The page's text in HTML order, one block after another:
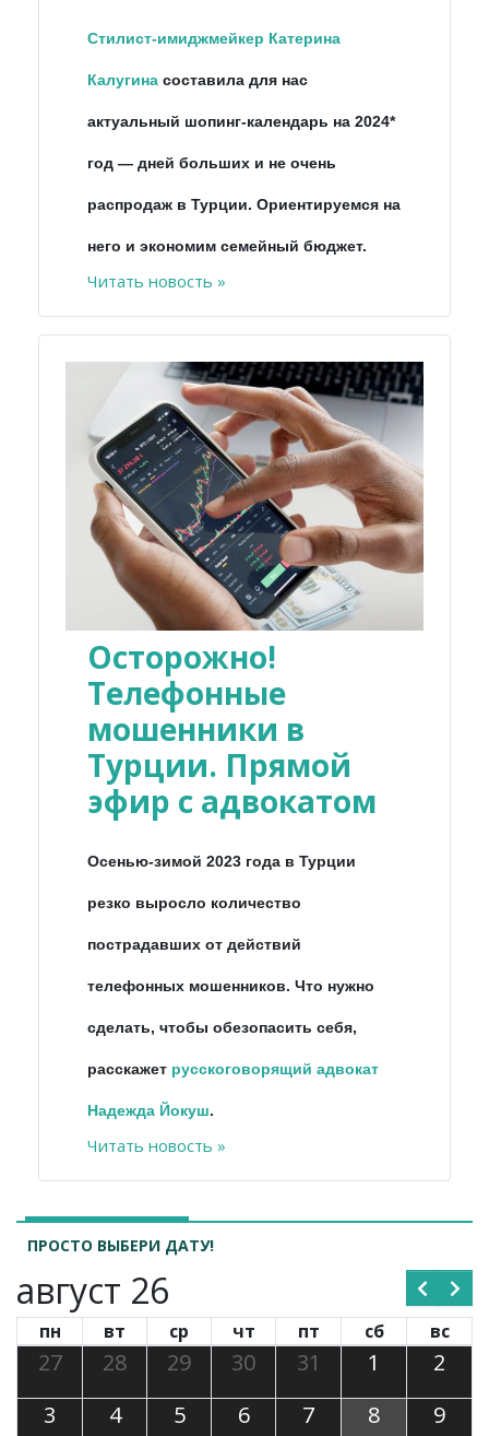
Стилист-имиджмейкер Катерина
Калугина составила для нас
актуальный шопинг-календарь на 2024*
год — дней больших и не очень
распродаж в Турции. Ориентируемся на
него и экономим семейный бюджет.
Читать новость »
Осторожно!
Телефонные
мошенники в
Турции. Прямой
эфир с адвокатом
Осенью-зимой 2023 года в Турции
резко выросло количество
пострадавших от действий
телефонных мошенников. Что нужно
сделать, чтобы обезопасить себя,
расскажет русскоговорящий адвокат
Надежда Йокуш.
Читать новость »
ПРОСТО ВЫБЕРИ ДАТУ!
август 26
пн вт ср чт пт сб вс
27 28 29 30 31 1
2
3
4 5 6 7 8 9